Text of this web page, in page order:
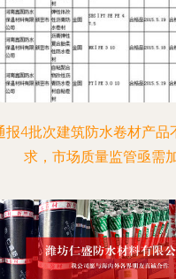
报4批次建筑防水卷材产品
求，市场质量监管亟需